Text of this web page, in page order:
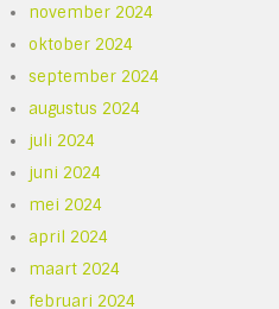
november 2024
oktober 2024
september 2024
augustus 2024
juli 2024
juni 2024
mei 2024
april 2024
maart 2024
februari 2024